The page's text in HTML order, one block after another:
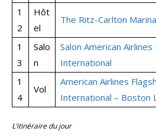
1
2
Hôt
el
The Ritz-Carlton
1
3
Salo
n
Salon American
International
1
4
Vol
American Airlines
International – Boston
L’itinéraire du jour